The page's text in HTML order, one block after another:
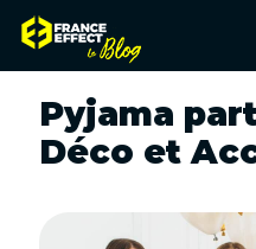
Pyjama
Déco et